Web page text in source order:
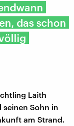
das schon
Laith
seinen Sohn in
am Strand.